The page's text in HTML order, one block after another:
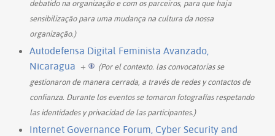
debatido na organização e com os parceiros, para que haja
sensibilização para uma mudança na cultura da nossa
organização.)
Autodefensa Digital Feminista Avanzado,
Nicaragua +
(Por el contexto. las convocatorias se
gestionaron de manera cerrada, a través de redes y contactos de
confianza. Durante los eventos se tomaron fotografías respetando
las identidades y privacidad de las participantes.)
Internet Governance Forum, Cyber Security and